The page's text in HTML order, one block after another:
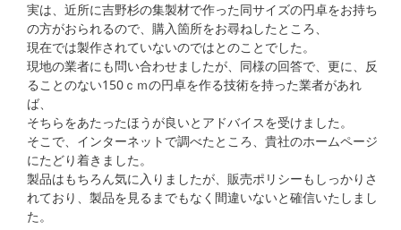
実は、近所に吉野杉の集製材で作った同サイズの円卓をお持ち
の方がおられるので、購入箇所をお尋ねしたところ、
現在では製作されていないのではとのことでした。
現地の業者にも問い合わせましたが、同様の回答で、更に、反
ることのない150ｃｍの円卓を作る技術を持った業者があれ
ば、
そちらをあたったほうが良いとアドバイスを受けました。
そこで、インターネットで調べたところ、貴社のホームページ
にたどり着きました。
製品はもちろん気に入りましたが、販売ポリシーもしっかりさ
れており、製品を見るまでもなく間違いないと確信いたしまし
た。